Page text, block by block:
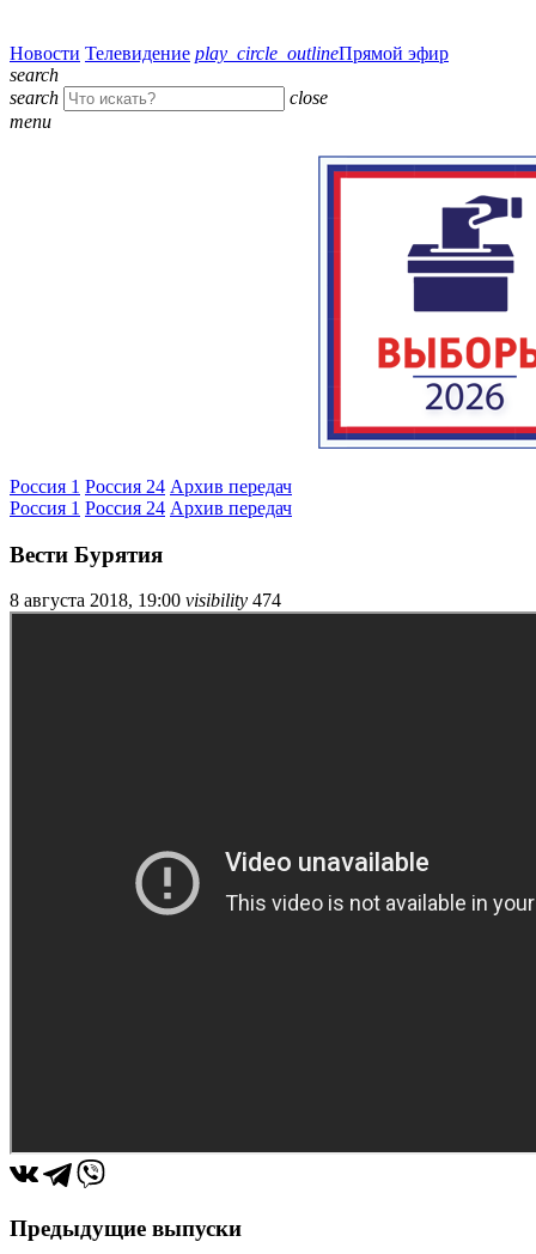
Новости Телевидение play_circle_outlineПрямой эфир
search
search
close
menu
Россия 1 Россия 24 Архив передач
Россия 1 Россия 24 Архив передач
Вести Бурятия
8 августа 2018, 19:00 visibility 474
Предыдущие выпуски